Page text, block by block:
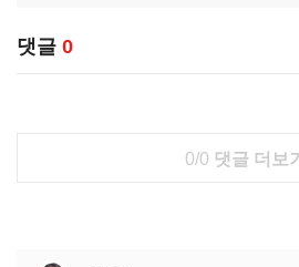
댓글 0
0/0 댓글 더보기